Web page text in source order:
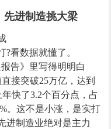
先进制造挑大梁
看数据就懂了。
报告》里写得明明白
接突破25万亿，达到
快了3.2个百分点，占
。这不是小涨，是实打
进制造业绝对是主力